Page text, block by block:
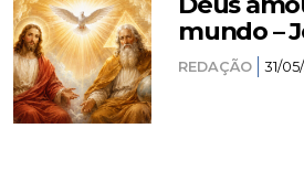
mundo –
REDAÇÃO 31/